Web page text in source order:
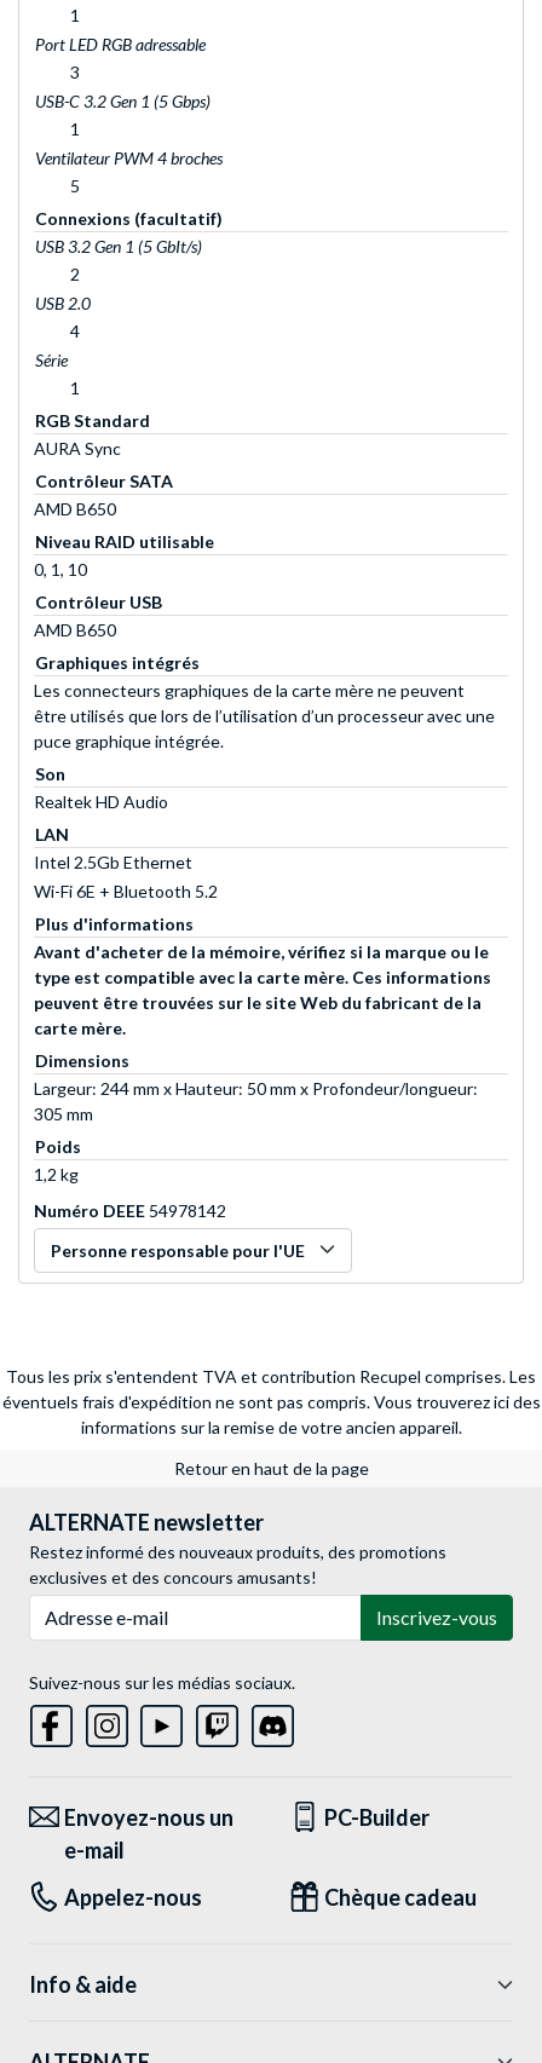
1
Port LED RGB adressable
3
USB-C 3.2 Gen 1 (5 Gbps)
1
Ventilateur PWM 4 broches
5
Connexions (facultatif)
USB 3.2 Gen 1 (5 GbIt/s)
2
USB 2.0
4
Série
1
RGB Standard
AURA Sync
Contrôleur SATA
AMD B650
Niveau RAID utilisable
0, 1, 10
Contrôleur USB
AMD B650
Graphiques intégrés
Les connecteurs graphiques de la carte mère ne peuvent
être utilisés que lors de l’utilisation d’un processeur avec une
puce graphique intégrée.
Son
Realtek HD Audio
LAN
Intel 2.5Gb Ethernet
Wi-Fi 6E + Bluetooth 5.2
Plus d'informations
Avant d'acheter de la mémoire, vérifiez si la marque ou le
type est compatible avec la carte mère. Ces informations
peuvent être trouvées sur le site Web du fabricant de la
carte mère.
Dimensions
Largeur: 244 mm x Hauteur: 50 mm x Profondeur/longueur:
305 mm
Poids
1,2 kg
Numéro DEEE 54978142
Personne responsable pour l'UE
Tous les prix s'entendent TVA et contribution Recupel comprises. Les
éventuels frais d'expédition ne sont pas compris. Vous trouverez ici des
informations sur la remise de votre ancien appareil.
Retour en haut de la page
ALTERNATE newsletter
Restez informé des nouveaux produits, des promotions
exclusives et des concours amusants!
Inscrivez-vous
Suivez-nous sur les médias sociaux.
Envoyez-nous un
e-mail
PC-Builder
Appelez-nous Chèque cadeau
Info & aide